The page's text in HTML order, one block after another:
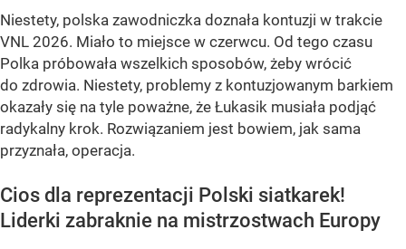
Niestety, polska zawodniczka doznała kontuzji w trakcie
VNL 2026. Miało to miejsce w czerwcu. Od tego czasu
Polka próbowała wszelkich sposobów, żeby wrócić
do zdrowia. Niestety, problemy z kontuzjowanym barkiem
okazały się na tyle poważne, że Łukasik musiała podjąć
radykalny krok. Rozwiązaniem jest bowiem, jak sama
przyznała, operacja.
Cios dla reprezentacji Polski siatkarek!
Liderki zabraknie na mistrzostwach Europy